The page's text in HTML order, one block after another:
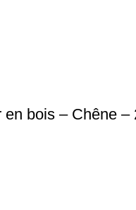
bois – Chêne